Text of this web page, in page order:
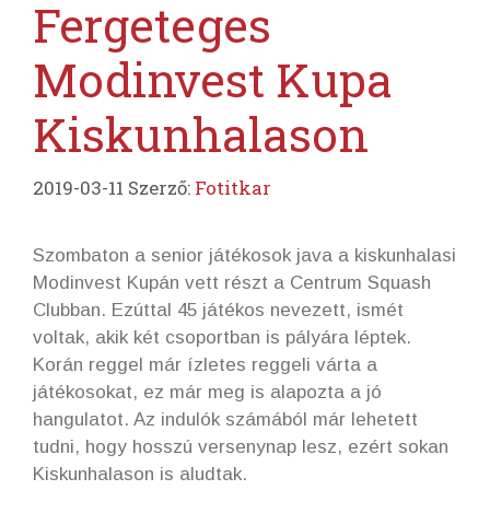
Fergeteges
Modinvest Kupa
Kiskunhalason
2019-03-11 Szerző: Fotitkar
Szombaton a senior játékosok java a kiskunhalasi
Modinvest Kupán vett részt a Centrum Squash
Clubban. Ezúttal 45 játékos nevezett, ismét
voltak, akik két csoportban is pályára léptek.
Korán reggel már ízletes reggeli várta a
játékosokat, ez már meg is alapozta a jó
hangulatot. Az indulók számából már lehetett
tudni, hogy hosszú versenynap lesz, ezért sokan
Kiskunhalason is aludtak.